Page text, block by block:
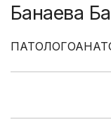
Банаева